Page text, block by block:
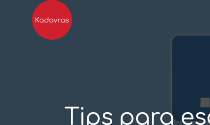
Tips para